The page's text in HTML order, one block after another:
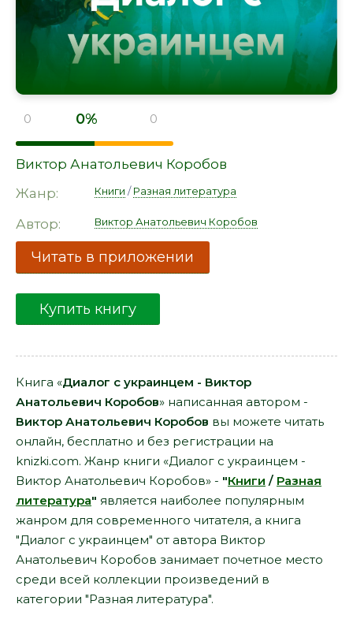
0 0% 0
Виктор Анатольевич Коробов
Жанр:
Книги /Разная литература
Автор: Виктор Анатольевич Коробов
Читать в приложении
Купить книгу
Книга «Диалог с украинцем - Виктор
Анатольевич Коробов» написанная автором -
Виктор Анатольевич Коробов вы можете читать
онлайн, бесплатно и без регистрации на
knizki.com. Жанр книги «Диалог с украинцем -
Виктор Анатольевич Коробов» - "Книги / Разная
литература" является наиболее популярным
жанром для современного читателя, а книга
"Диалог с украинцем" от автора Виктор
Анатольевич Коробов занимает почетное место
среди всей коллекции произведений в
категории "Разная литература".